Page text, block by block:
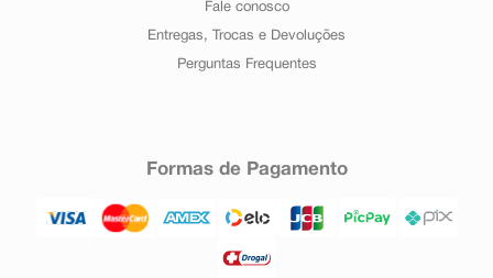
Fale conosco
Entregas, Trocas e Devoluções
Perguntas Frequentes
Formas de Pagamento